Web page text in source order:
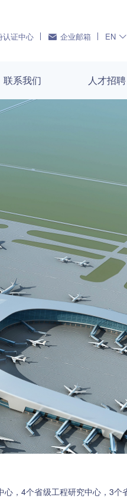
认证中心 企业邮箱 EN
联系我们 人才招聘
，4个省级工程研究中心，3个